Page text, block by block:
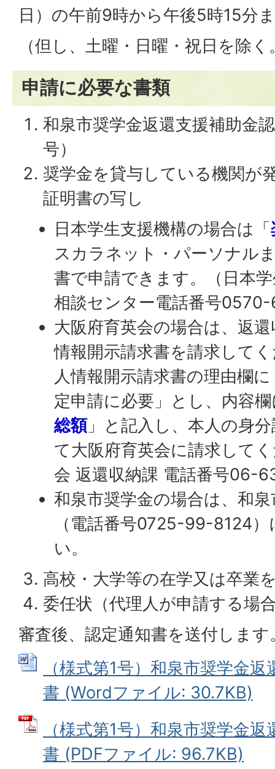
日）の午前9時から午後5時15分
（但し、土曜・日曜・祝日を除く
申請に必要な書類
和泉市奨学金返還支援補助金
号）
奨学金を貸与している機関が
証明書の写し
日本学生支援機構の場合は「
スカラネット・パーソナル
書で申請できます。（日本
相談センター電話番号
大阪府育英会の場合は、返
情報開示請求書を請求して
人情報開示請求書の理由欄
定申請に必要」とし、内容
総額」と記入し、本人の身
て大阪府育英会に請求して
会 返還収納課 電話番号06-
和泉市奨学金の場合は、和
（電話番号0725-99-8124
い。
高校・大学等の在学又は卒業
委任状（代理人が申請する場
審査後、認定通知書を送付します
（様式第1号）和泉市奨学金
書 (Wordファイル: 30.7KB)
（様式第1号）和泉市奨学金
書 (PDFファイル: 96.7KB)